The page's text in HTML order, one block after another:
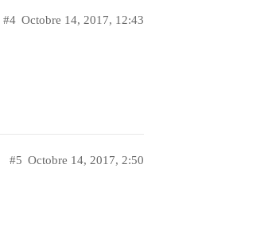
Octobre 14, 2017, 12:43
#4
Octobre 14, 2017, 2:50
#5